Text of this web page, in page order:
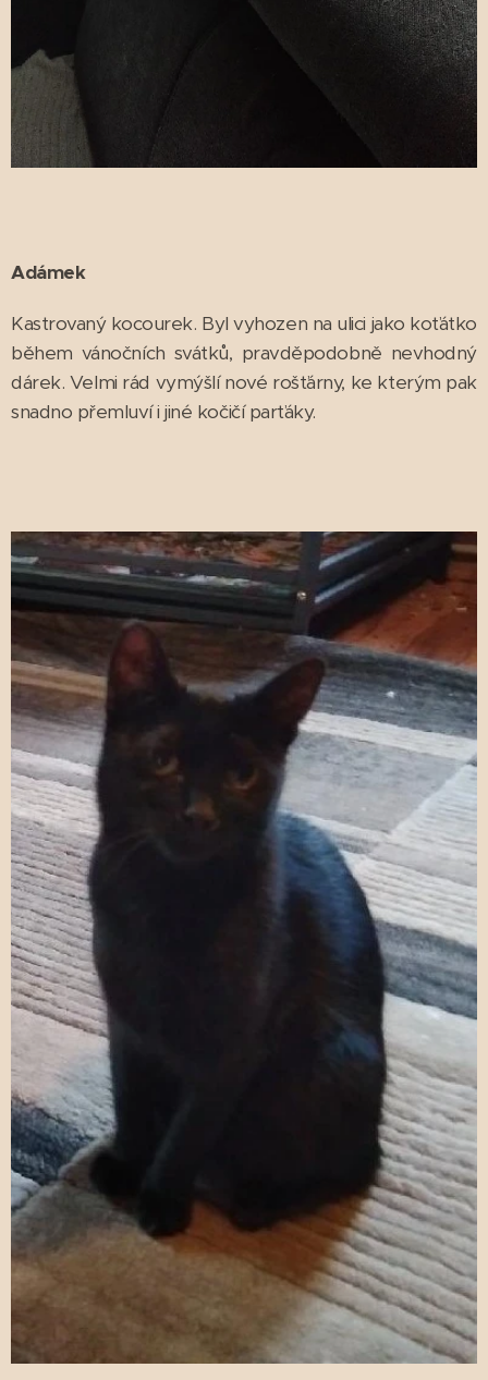
Adámek
Kastrovaný kocourek. Byl vyhozen na ulici jako koťátko
během vánočních svátků, pravděpodobně nevhodný
dárek. Velmi rád vymýšlí nové rošťárny, ke kterým pak
snadno přemluví i jiné kočičí parťáky.